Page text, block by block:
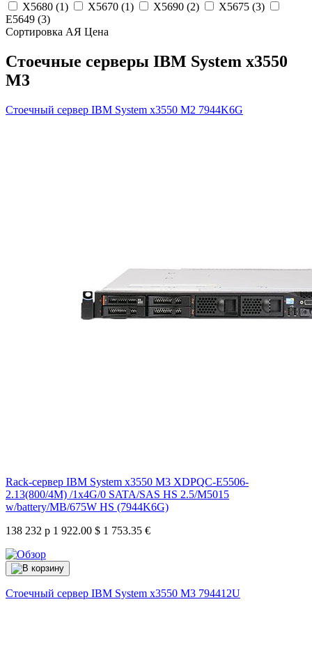
X5680 (1)
X5670 (1) X5690 (2)
X5675 (3)
E5649 (3)
Сортировка АЯ Ценa
Стоечные серверы IBM System x3550
M3
Стоечный сервер IBM System x3550 M2 7944K6G
Rack-сервер IBM System x3550 M3 XDPQC-E5506-
2.13(800/4M) /1x4G/0 SATA/SAS HS 2.5/M5015
w/battery/MB/675W HS (7944K6G)
138 232 р 1 922.00 $ 1 753.35 €
Стоечный сервер IBM System x3550 M3 794412U